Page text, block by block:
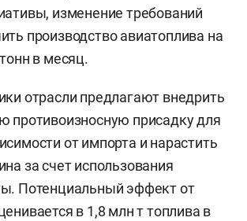
изменение требований
производство авиатоплива на
в месяц.
отрасли предлагают внедрить
противоизносную присадку для
от импорта и нарастить
за счет использования
Потенциальный эффект от
в 1,8 млн т топлива в